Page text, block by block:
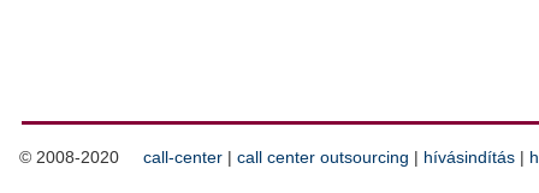
© 2008-2020 call-center | call center outsourcing | hívásindítás |